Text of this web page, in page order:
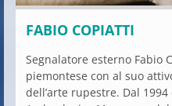
FABIO COPIATTI
Segnalatore esterno Fabio
piemontese con al suo
dell’arte rupestre. Dal